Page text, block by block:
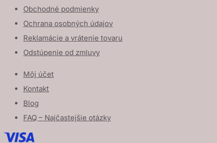
Obchodné podmienky
Ochrana osobných údajov
Reklamácie a vrátenie tovaru
Odstúpenie od zmluvy
Môj účet
Kontakt
Blog
FAQ – Najčastejšie otázky